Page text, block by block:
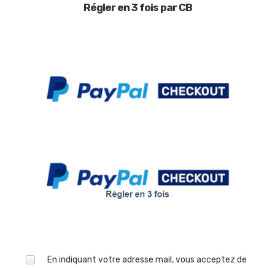
Régler en 3 fois par CB
En indiquant votre adresse mail, vous acceptez de